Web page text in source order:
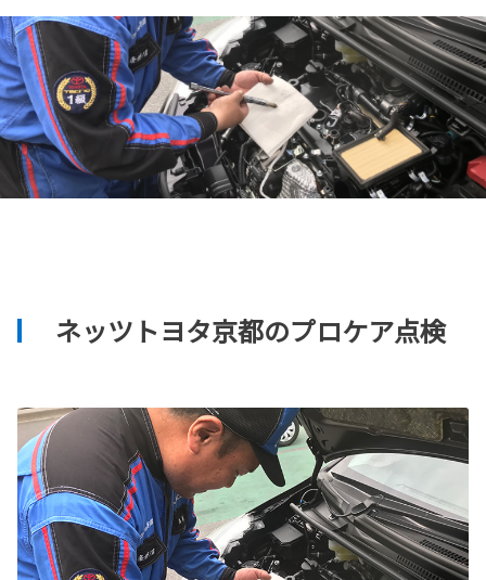
ネッツトヨタ京都のプロケア点検